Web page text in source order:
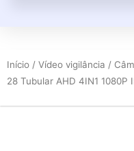
Início / Vídeo vigilância /
28 Tubular AHD 4IN1 1080P